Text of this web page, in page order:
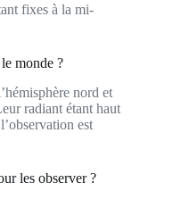
fixes à la mi-
monde ?
nord et
radiant étant haut
est
les observer ?